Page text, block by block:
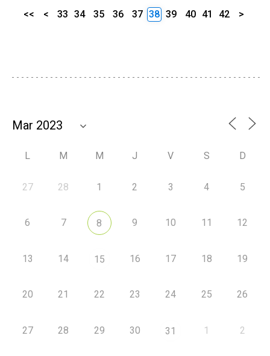
<< < 33 34 35 36 37 38 39 40 41 42 >
L M M J V S D
27 28 1 2 3 4 5
6 7 8 9 10 11 12
13 14 15 16 17 18 19
20 21 22 23 24 25 26
27 28 29 30 31 1 2